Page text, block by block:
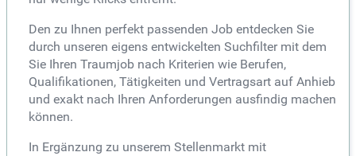
Den zu Ihnen perfekt passenden Job entdecken Sie
durch unseren eigens entwickelten Suchfilter mit dem
Sie Ihren Traumjob nach Kriterien wie Berufen,
Qualifikationen, Tätigkeiten und Vertragsart auf Anhieb
und exakt nach Ihren Anforderungen ausfindig machen
können.
In Ergänzung zu unserem Stellenmarkt mit